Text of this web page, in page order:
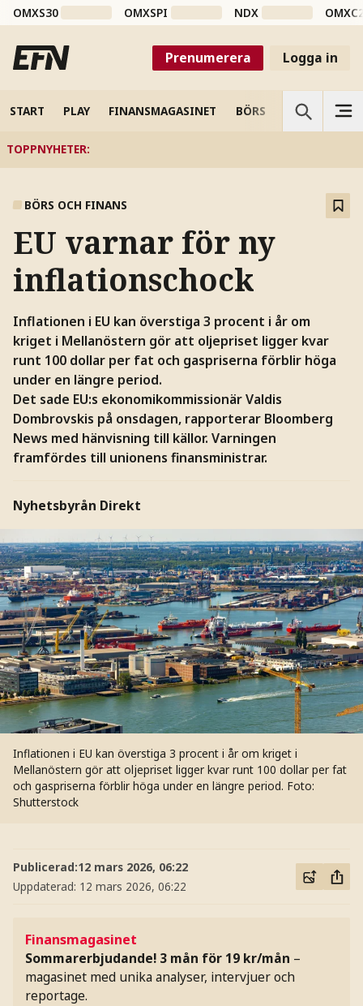
OMXS30 OMXSPI NDX
Prenumerera Logga in
START PLAY FINANSMAGASINET BÖRS VETENSKAP
TOPPNYHETER:
BÖRS OCH FINANS
EU varnar för ny
inflationschock
Inflationen i EU kan överstiga 3 procent i år om
kriget i Mellanöstern gör att oljepriset ligger kvar
runt 100 dollar per fat och gaspriserna förblir höga
under en längre period.
Det sade EU:s ekonomikommissionär Valdis
Dombrovskis på onsdagen, rapporterar Bloomberg
News med hänvisning till källor. Varningen
framfördes till unionens finansministrar.
Nyhetsbyrån Direkt
Inflationen i EU kan överstiga 3 procent i år om kriget i
Mellanöstern gör att oljepriset ligger kvar runt 100 dollar per fat
och gaspriserna förblir höga under en längre period. Foto:
Shutterstock
Publicerad:12 mars 2026, 06:22
Uppdaterad: 12 mars 2026, 06:22
Finansmagasinet
Sommarerbjudande! 3 mån för 19 kr/mån –
magasinet med unika analyser, intervjuer och
reportage.